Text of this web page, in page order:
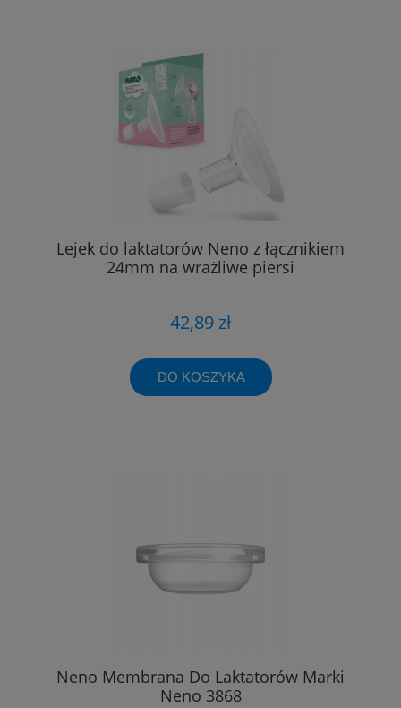
Lejek do laktatorów Neno z łącznikiem
24mm na wrażliwe piersi
42,89 zł
DO KOSZYKA
Neno Membrana Do Laktatorów Marki
Neno 3868